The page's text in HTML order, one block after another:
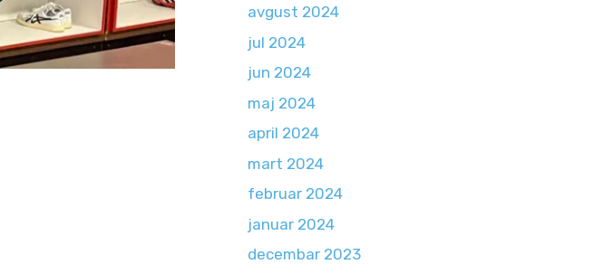
avgust 2024
jul 2024
jun 2024
maj 2024
april 2024
mart 2024
februar 2024
januar 2024
decembar 2023